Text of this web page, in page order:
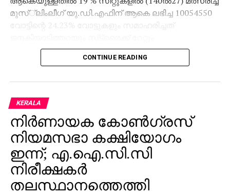
മുസ്്‌ലിംലീഗ് യു.ഡി.എഫിന് ആകെ ലഭിച്ച 10054550
വോട്ടിന്റെ 24.23% വോട്ടുകളും സമാഹരിച്ചത്
അടിവരയിടുന്നതാണ്.
CONTINUE READING
KERALA
നിര്‍ണായക കോണ്‍ഗ്രസ്
നിയമസഭാ കക്ഷിയോഗം
ഇന്ന്; എ.ഐ.സി.സി
നിരീക്ഷകര്‍
തലസ്ഥാനത്തെത്തി